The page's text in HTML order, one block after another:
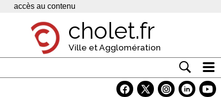
Panneau de gestion des cookies
accès au contenu
cholet.fr
Ville et Agglomération